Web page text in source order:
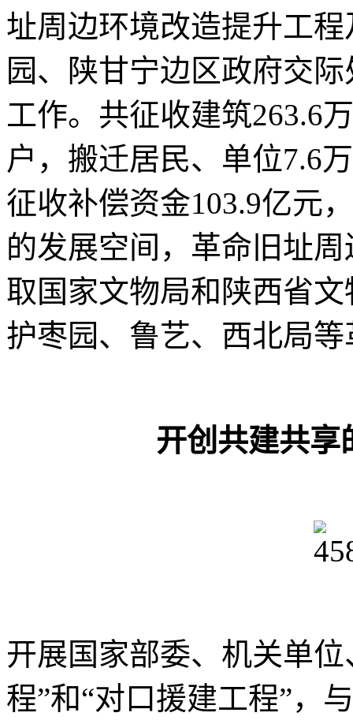
址周边环境改造提升工
园、陕甘宁边区政府交
工作。共征收建筑263.6
户，搬迁居民、单位7.6
征收补偿资金103.9亿元
的发展空间，革命旧址
取国家文物局和陕西省
护枣园、鲁艺、西北局
开创共建共享
开展国家部委、机关单
程”和“对口援建工程”，